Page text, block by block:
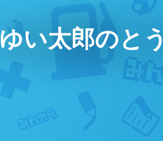
ゆい太郎のと